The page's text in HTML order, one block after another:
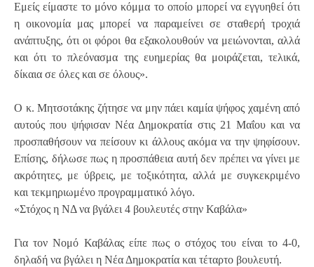
Εμείς είμαστε το μόνο κόμμα το οποίο μπορεί να εγγυηθεί ότι
η οικονομία μας μπορεί να παραμείνει σε σταθερή τροχιά
ανάπτυξης, ότι οι φόροι θα εξακολουθούν να μειώνονται, αλλά
και ότι το πλεόνασμα της ευημερίας θα μοιράζεται, τελικά,
δίκαια σε όλες και σε όλους».
Ο κ. Μητσοτάκης ζήτησε να μην πάει καμία ψήφος χαμένη από
αυτούς που ψήφισαν Νέα Δημοκρατία στις 21 Μαΐου και να
προσπαθήσουν να πείσουν κι άλλους ακόμα να την ψηφίσουν.
Επίσης, δήλωσε πως η προσπάθεια αυτή δεν πρέπει να γίνει με
ακρότητες, με ύβρεις, με τοξικότητα, αλλά με συγκεκριμένο
και τεκμηριωμένο προγραμματικό λόγο.
«Στόχος η ΝΔ να βγάλει 4 βουλευτές στην Καβάλα»
Για τον Νομό Καβάλας είπε πως ο στόχος του είναι το 4-0,
δηλαδή να βγάλει η Νέα Δημοκρατία και τέταρτο βουλευτή.